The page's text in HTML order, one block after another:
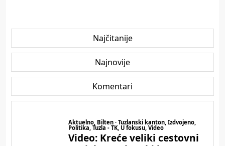
Najčitanije
Najnovije
Komentari